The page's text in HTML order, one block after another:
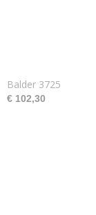
Balder 3725
€ 102,30